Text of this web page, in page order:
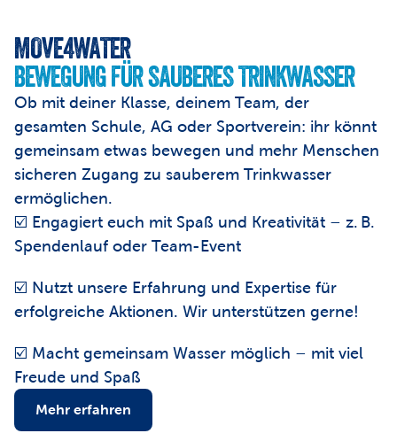
MOVE4WATER
BEWEGUNG FÜR SAUBERES TRINKWASSER
Ob mit deiner Klasse, deinem Team, der
gesamten Schule, AG oder Sportverein: ihr könnt
gemeinsam etwas bewegen und mehr Menschen
sicheren Zugang zu sauberem Trinkwasser
ermöglichen.
☑️ Engagiert euch mit Spaß und Kreativität – z. B.
Spendenlauf oder Team-Event
☑️ Nutzt unsere Erfahrung und Expertise für
erfolgreiche Aktionen. Wir unterstützen gerne!
☑️ Macht gemeinsam Wasser möglich – mit viel
Freude und Spaß
Mehr erfahren